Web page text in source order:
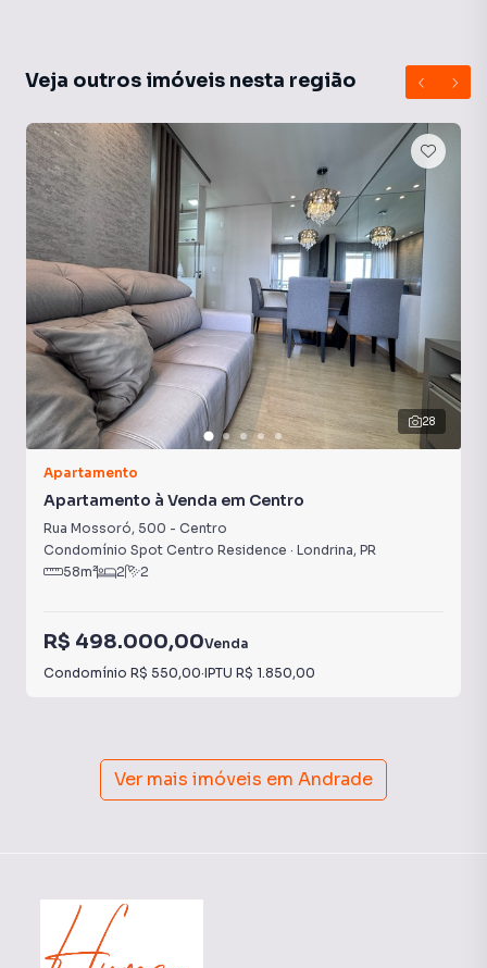
Veja outros imóveis nesta região
28
Apartamento
Apartamento à Venda em Centro
Rua Mossoró, 500 - Centro
Condomínio Spot Centro Residence · Londrina, PR
58m² 2 2
R$ 498.000,00Venda
Condomínio R$ 550,00·IPTU R$ 1.850,00
Ver mais imóveis em Andrade